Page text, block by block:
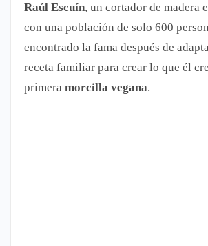
Raúl Escuín, un cortador de madera
con una población de solo 600
encontrado la fama después de
receta familiar para crear lo que él
primera morcilla vegana.